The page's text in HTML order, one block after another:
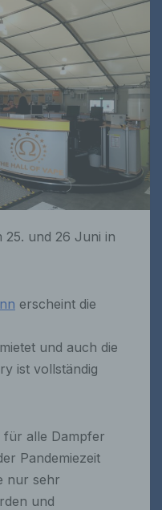
25. und 26 Juni in
erscheint die
und auch die
ist vollständig
für alle Dampfer
Pandemiezeit
nur sehr
und